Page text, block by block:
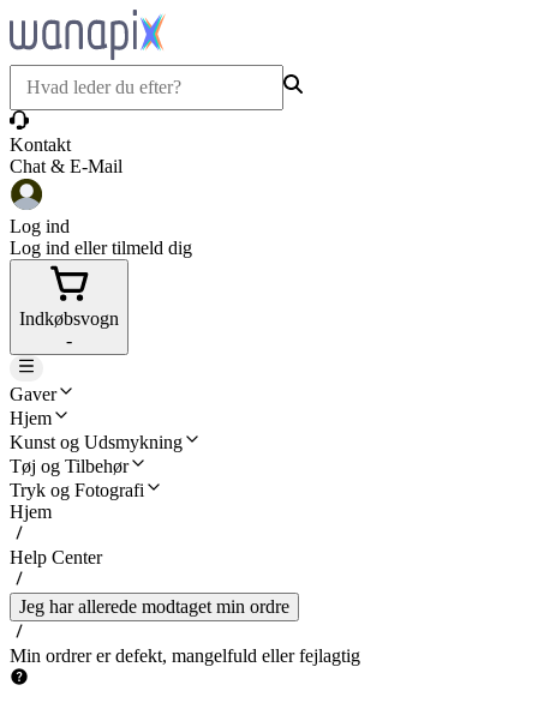
Kontakt
Chat & E-Mail
Log ind
Log ind eller tilmeld dig
Indkøbsvogn
-
Gaver
Hjem
Kunst og Udsmykning
Tøj og Tilbehør
Tryk og Fotografi
Hjem
Help Center
Jeg har allerede modtaget min ordre
Min ordrer er defekt, mangelfuld eller fejlagtig